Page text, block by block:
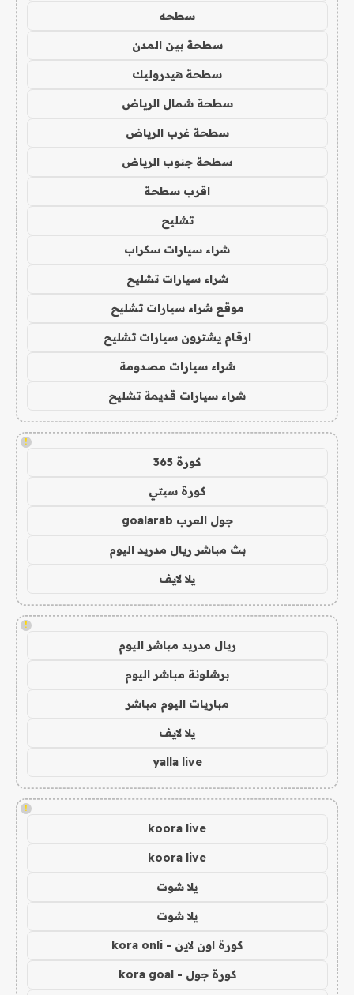
سطحه
سطحة بين المدن
سطحة هيدروليك
سطحة شمال الرياض
سطحة غرب الرياض
سطحة جنوب الرياض
اقرب سطحة
تشليح
شراء سيارات سكراب
شراء سيارات تشليح
موقع شراء سيارات تشليح
ارقام يشترون سيارات تشليح
شراء سيارات مصدومة
شراء سيارات قديمة تشليح
!
كورة 365
كورة سيتي
جول العرب goalarab
بث مباشر ريال مدريد اليوم
يلا لايف
!
ريال مدريد مباشر اليوم
برشلونة مباشر اليوم
مباريات اليوم مباشر
يلا لايف
yalla live
!
koora live
koora live
يلا شوت
يلا شوت
كورة اون لاين - kora onli
كورة جول - kora goal